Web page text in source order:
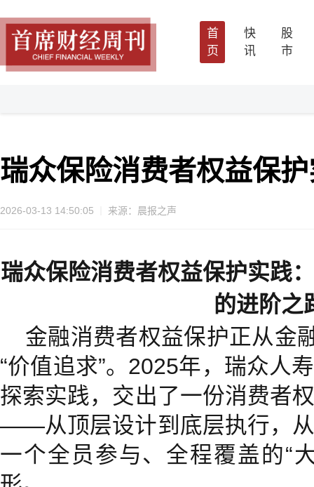
首
页
快
讯
股
市
瑞众保险消费者权益保
2026-03-13 14:50:05 来源：晨报之声
瑞众保险消费者权益保护实践
的进阶之
金融消费者权益保护正从金
“价值追求”。2025年，瑞众人
探索实践，交出了一份消费者
——从顶层设计到底层执行，
一个全员参与、全程覆盖的“